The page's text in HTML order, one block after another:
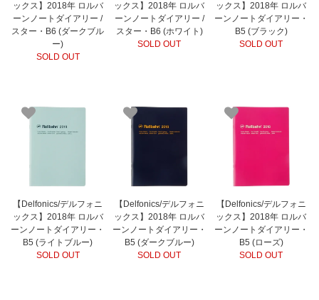
ックス】2018年 ロルバ
ーンノートダイアリー /
スター・B6 (ダークブル
ー)
SOLD OUT
ックス】2018年 ロルバ
ーンノートダイアリー /
スター・B6 (ホワイト)
SOLD OUT
ックス】2018年 ロルバ
ーンノートダイアリー・
B5 (ブラック)
SOLD OUT
【Delfonics/デルフォニ
ックス】2018年 ロルバ
ーンノートダイアリー・
B5 (ライトブルー)
SOLD OUT
【Delfonics/デルフォニ
ックス】2018年 ロルバ
ーンノートダイアリー・
B5 (ダークブルー)
SOLD OUT
【Delfonics/デルフォニ
ックス】2018年 ロルバ
ーンノートダイアリー・
B5 (ローズ)
SOLD OUT